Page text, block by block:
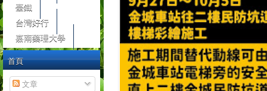
臺鐵
台灣好行
嘉南藥理大學
首頁
文章